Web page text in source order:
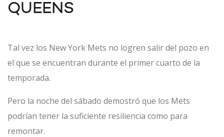
QUEENS
Tal vez los New York Mets no logren salir del pozo en
el que se encuentran durante el primer cuarto de la
temporada.
Pero la noche del sábado demostró que los Mets
podrían tener la suficiente resiliencia como para
remontar.